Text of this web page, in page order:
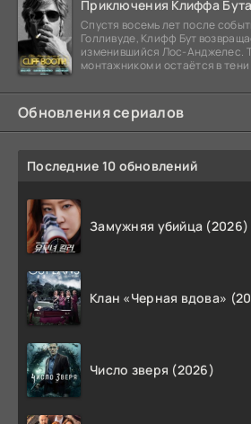
Приключения Клиффа
Спустя восемь лет после
Голливуде, Клифф Бут
изменившийся Лос-Анджелес.
монтажником и остаётся в
Обновления сериалов
Последние 10 обновлений
Замужняя убийца (2026)
Клан «Черная вдова»
Число зверя (2026)